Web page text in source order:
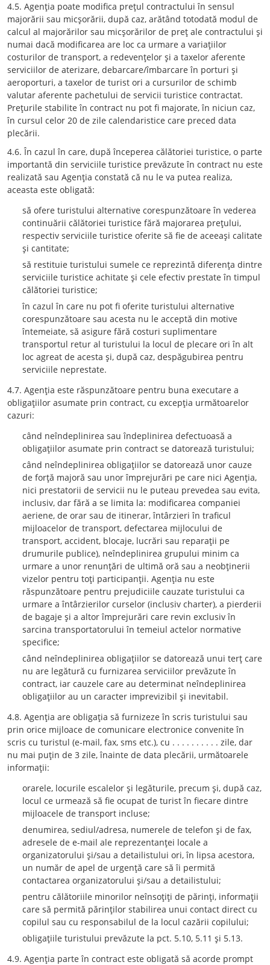
4.5. Agenţia poate modifica preţul contractului în sensul
majorării sau micşorării, după caz, arătând totodată modul de
calcul al majorărilor sau micşorărilor de preţ ale contractului şi
numai dacă modificarea are loc ca urmare a variaţiilor
costurilor de transport, a redevenţelor şi a taxelor aferente
serviciilor de aterizare, debarcare/îmbarcare în porturi şi
aeroporturi, a taxelor de turist ori a cursurilor de schimb
valutar aferente pachetului de servicii turistice contractat.
Preţurile stabilite în contract nu pot fi majorate, în niciun caz,
în cursul celor 20 de zile calendaristice care preced data
plecării.
4.6. În cazul în care, după începerea călătoriei turistice, o parte
importantă din serviciile turistice prevăzute în contract nu este
realizată sau Agenţia constată că nu le va putea realiza,
aceasta este obligată:
să ofere turistului alternative corespunzătoare în vederea
continuării călătoriei turistice fără majorarea preţului,
respectiv serviciile turistice oferite să fie de aceeaşi calitate
şi cantitate;
să restituie turistului sumele ce reprezintă diferenţa dintre
serviciile turistice achitate şi cele efectiv prestate în timpul
călătoriei turistice;
în cazul în care nu pot fi oferite turistului alternative
corespunzătoare sau acesta nu le acceptă din motive
întemeiate, să asigure fără costuri suplimentare
transportul retur al turistului la locul de plecare ori în alt
loc agreat de acesta şi, după caz, despăgubirea pentru
serviciile neprestate.
4.7. Agenţia este răspunzătoare pentru buna executare a
obligaţiilor asumate prin contract, cu excepţia următoarelor
cazuri:
când neîndeplinirea sau îndeplinirea defectuoasă a
obligaţiilor asumate prin contract se datorează turistului;
când neîndeplinirea obligaţiilor se datorează unor cauze
de forţă majoră sau unor împrejurări pe care nici Agenţia,
nici prestatorii de servicii nu le puteau prevedea sau evita,
inclusiv, dar fără a se limita la: modificarea companiei
aeriene, de orar sau de itinerar, întârzieri în traficul
mijloacelor de transport, defectarea mijlocului de
transport, accident, blocaje, lucrări sau reparaţii pe
drumurile publice), neîndeplinirea grupului minim ca
urmare a unor renunţări de ultimă oră sau a neobţinerii
vizelor pentru toţi participanţii. Agenţia nu este
răspunzătoare pentru prejudiciile cauzate turistului ca
urmare a întârzierilor curselor (inclusiv charter), a pierderii
de bagaje şi a altor împrejurări care revin exclusiv în
sarcina transportatorului în temeiul actelor normative
specifice;
când neîndeplinirea obligaţiilor se datorează unui terţ care
nu are legătură cu furnizarea serviciilor prevăzute în
contract, iar cauzele care au determinat neîndeplinirea
obligaţiilor au un caracter imprevizibil şi inevitabil.
4.8. Agenţia are obligaţia să furnizeze în scris turistului sau
prin orice mijloace de comunicare electronice convenite în
scris cu turistul (e-mail, fax, sms etc.), cu . . . . . . . . . . zile, dar
nu mai puţin de 3 zile, înainte de data plecării, următoarele
informaţii:
orarele, locurile escalelor şi legăturile, precum şi, după caz,
locul ce urmează să fie ocupat de turist în fiecare dintre
mijloacele de transport incluse;
denumirea, sediul/adresa, numerele de telefon şi de fax,
adresele de e-mail ale reprezentanţei locale a
organizatorului şi/sau a detailistului ori, în lipsa acestora,
un număr de apel de urgenţă care să îi permită
contactarea organizatorului şi/sau a detailistului;
pentru călătoriile minorilor neînsoţiţi de părinţi, informaţii
care să permită părinţilor stabilirea unui contact direct cu
copilul sau cu responsabilul de la locul cazării copilului;
obligaţiile turistului prevăzute la pct. 5.10, 5.11 şi 5.13.
4.9. Agenţia parte în contract este obligată să acorde prompt